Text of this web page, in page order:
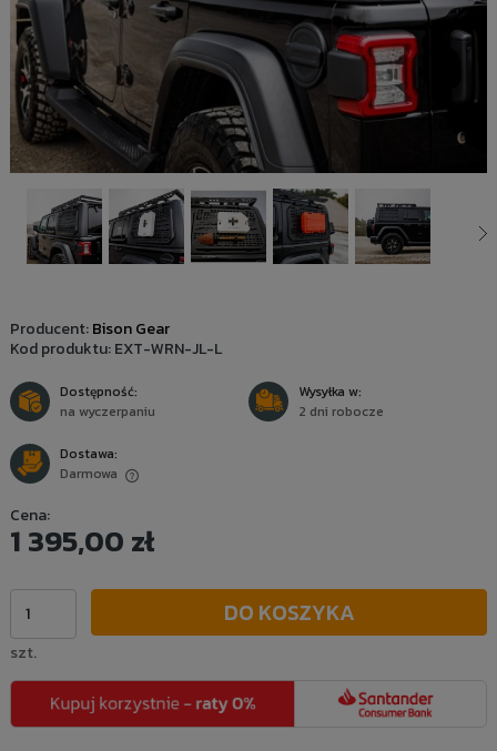
Producent:Bison Gear
Kod produktu:EXT-WRN-JL-L
Dostępność:
na wyczerpaniu
Wysyłka w:
2 dni robocze
Dostawa:
Darmowa
Cena:
1 395,00 zł
szt.
DO KOSZYKA